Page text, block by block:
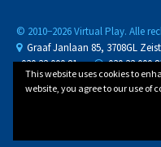
© 2010−2026 Virtual Play. Alle
Graaf Janlaan 85, 3708GL Zeist
030 32 000 81
030 32 000
KvK 30288125D-U-N-S
BTWNL002002421B11 / /
This website uses cookies to
website, you agree to our use of